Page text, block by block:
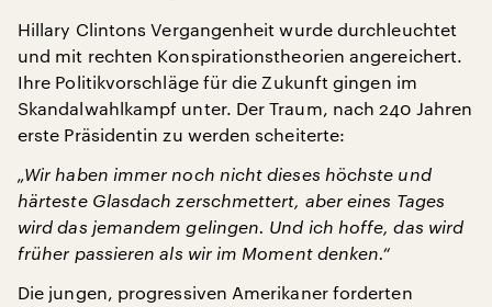
Hillary Clintons Vergangenheit wurde durchleuchtet
und mit rechten Konspirationstheorien angereichert.
Ihre Politikvorschläge für die Zukunft gingen im
Skandalwahlkampf unter. Der Traum, nach 240 Jahren
erste Präsidentin zu werden scheiterte:
„Wir haben immer noch nicht dieses höchste und
härteste Glasdach zerschmettert, aber eines Tages
wird das jemandem gelingen. Und ich hoffe, das wird
früher passieren als wir im Moment denken.“
Die jungen, progressiven Amerikaner forderten